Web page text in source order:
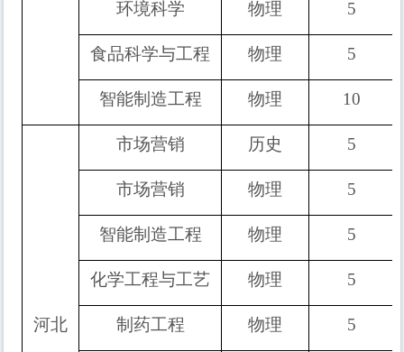
环境科学 物理 5
食品科学与工程 物理 5
智能制造工程 物理 10
河北
市场营销 历史 5
市场营销 物理 5
智能制造工程 物理 5
化学工程与工艺 物理 5
制药工程 物理 5